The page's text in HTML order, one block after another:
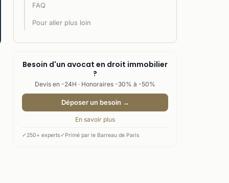
FAQ
Pour aller plus loin
Besoin d'un avocat en droit immobilier
?
Devis en -24H · Honoraires -30% à -50%
Déposer un besoin →
En savoir plus
✓ 250+ experts✓ Primé par le Barreau de Paris